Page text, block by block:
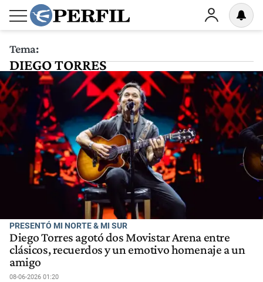
Tema:
DIEGO TORRES
PRESENTÓ MI NORTE & MI SUR
Diego Torres agotó dos Movistar Arena entre
clásicos, recuerdos y un emotivo homenaje a un
amigo
08-06-2026 01:20